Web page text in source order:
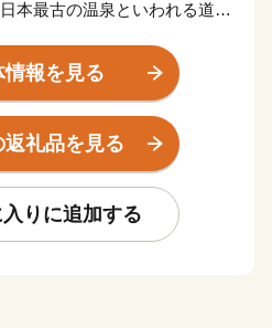
本最古の温泉といわれる道後
れる正岡子規の生誕地でもあ
情報を見る
礼品を見る
りに追加する